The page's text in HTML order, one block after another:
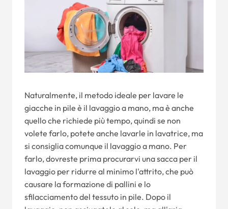
Naturalmente, il metodo ideale per lavare le
giacche in pile è il lavaggio a mano, ma è anche
quello che richiede più tempo, quindi se non
volete farlo, potete anche lavarle in lavatrice, ma
si consiglia comunque il lavaggio a mano. Per
farlo, dovreste prima procurarvi una sacca per il
lavaggio per ridurre al minimo l'attrito, che può
causare la formazione di pallini e lo
sfilacciamento del tessuto in pile. Dopo il